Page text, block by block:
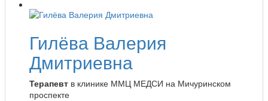
Гилёва Валерия
Дмитриевна
Терапевт в клинике ММЦ МЕДСИ на Мичуринском
проспекте